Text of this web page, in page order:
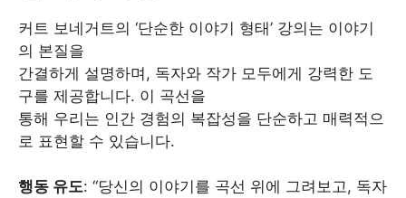
커트 보네거트의 ‘단순한 이야기 형태’ 강의는 이야기
의 본질을
간결하게 설명하며, 독자와 작가 모두에게 강력한 도
구를 제공합니다. 이 곡선을
통해 우리는 인간 경험의 복잡성을 단순하고 매력적으
로 표현할 수 있습니다.
행동 유도: “당신의 이야기를 곡선 위에 그려보고, 독자